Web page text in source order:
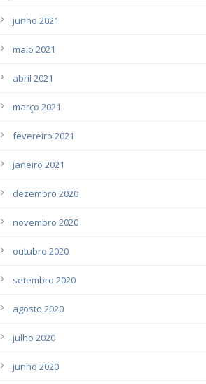
junho 2021
maio 2021
abril 2021
março 2021
fevereiro 2021
janeiro 2021
dezembro 2020
novembro 2020
outubro 2020
setembro 2020
agosto 2020
julho 2020
junho 2020